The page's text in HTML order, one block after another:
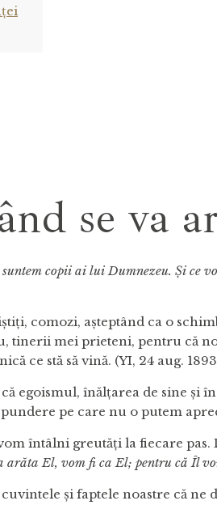
se va
copii ai lui Dumnezeu. Şi ce
comozi, așteptând ca o
tinerii mei prieteni, pentru că
ce stă să vină. (YI, 24 aug.
egoismul, înălțarea de sine și
pe care nu o putem
întâlni greutăți la fiecare pas.
arăta El, vom fi ca El; pentru că Îl
și faptele noastre că ne